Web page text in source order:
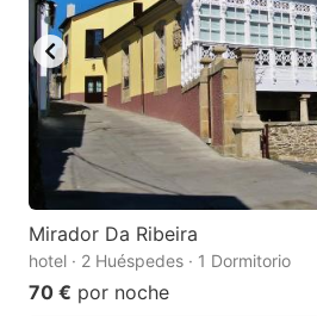
Mirador Da Ribeira
hotel · 2 Huéspedes · 1 Dormitorio
70 € por noche